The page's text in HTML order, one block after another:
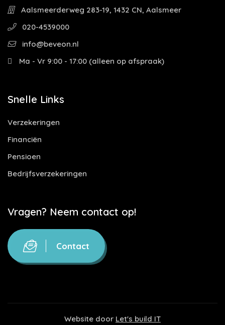
Aalsmeerderweg 283-19, 1432 CN, Aalsmeer
020-4539000
info@beveon.nl
Ma - Vr 9:00 - 17:00 (alleen op afspraak)
Snelle Links
Verzekeringen
Financiën
Pensioen
Bedrijfsverzekeringen
Vragen? Neem contact op!
Contact
Website door Let's build IT